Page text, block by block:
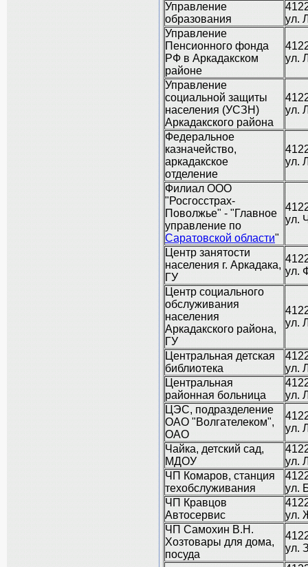
Управление
образования
ул.
Управление
Пенсионного фонда
РФ в Аркадакском
районе
ул.
Управление
социальной защиты
населения (УСЗН)
Аркадакского района
ул.
Федеральное
казначейство,
аркадакское
отделение
ул.
Филиал ООО
"Росгосстрах-
Поволжье" - "Главное
управление по
Саратовской области"
ул.
Центр занятости
населения г. Аркадака,
ГУ
ул.
Центр социального
обслуживания
населения
Аркадакского района,
ГУ
ул.
Центральная детская
библиотека
ул.
Центральная
районная больница
ул.
ЦЭС, подразделение
ОАО "Волгателеком",
ОАО
ул.
Чайка, детский сад,
МДОУ
ул.
ЧП Комаров, станция
техобслуживания
ул.
ЧП Кравцов
Автосервис
ул.
ЧП Самохин В.Н.
Хозтовары для дома,
посуда
ул.